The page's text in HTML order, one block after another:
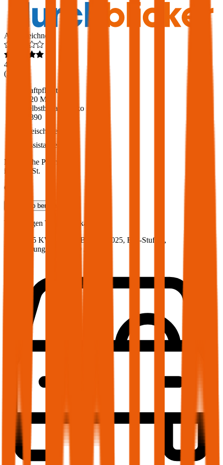
Ausgezeichnet
4,6
(
Haftpflicht
€ 20 Mio.
Selbstbehalt Kasko
€ 390
Freischaden
Assistance
Monatliche Prämie
inkl. mVSt.
€ 73,13
Teilkasko berechnen
Volkswagen Taigo, Vollkasko
115 PS/85 KW, benzin, Baujahr 2025, BM-Stufe
,
Versicherungsnehmer 30 Jahre